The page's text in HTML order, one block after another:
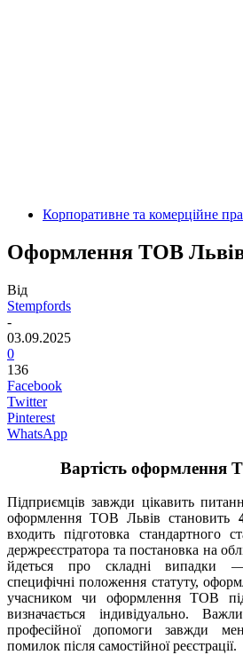
Корпоративне та комерційне
Оформлення ТОВ
Від
Stempfords
-
03.09.2025
0
136
Facebook
Twitter
Pinterest
WhatsApp
Вартість оформлення
Підприємців завжди цікавить
оформлення ТОВ Львів становить
входить підготовка стандартного
держреєстратора та постановка на
йдеться про складні випадки —
специфічні положення статуту,
учасником чи оформлення ТОВ
визначається індивідуально.
професійної допомоги завжди
помилок після самостійної реєстрації.